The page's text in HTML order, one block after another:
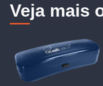
Veja mais